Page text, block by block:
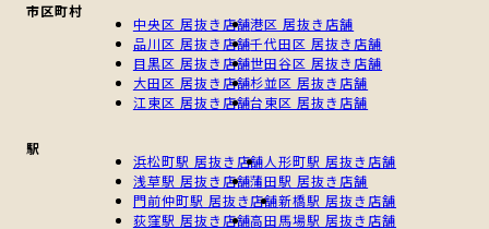
市区町村
中央区 居抜き店舗港区 居抜き店舗
品川区 居抜き店舗千代田区 居抜き店舗
目黒区 居抜き店舗世田谷区 居抜き店舗
大田区 居抜き店舗杉並区 居抜き店舗
江東区 居抜き店舗台東区 居抜き店舗
駅
浜松町駅 居抜き店舗人形町駅 居抜き店舗
浅草駅 居抜き店舗蒲田駅 居抜き店舗
門前仲町駅 居抜き店舗新橋駅 居抜き店舗
荻窪駅 居抜き店舗高田馬場駅 居抜き店舗